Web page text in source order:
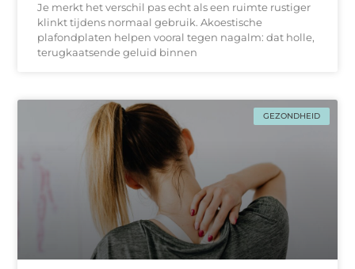
Je merkt het verschil pas echt als een ruimte rustiger
klinkt tijdens normaal gebruik. Akoestische
plafondplaten helpen vooral tegen nagalm: dat holle,
terugkaatsende geluid binnen
GEZONDHEID